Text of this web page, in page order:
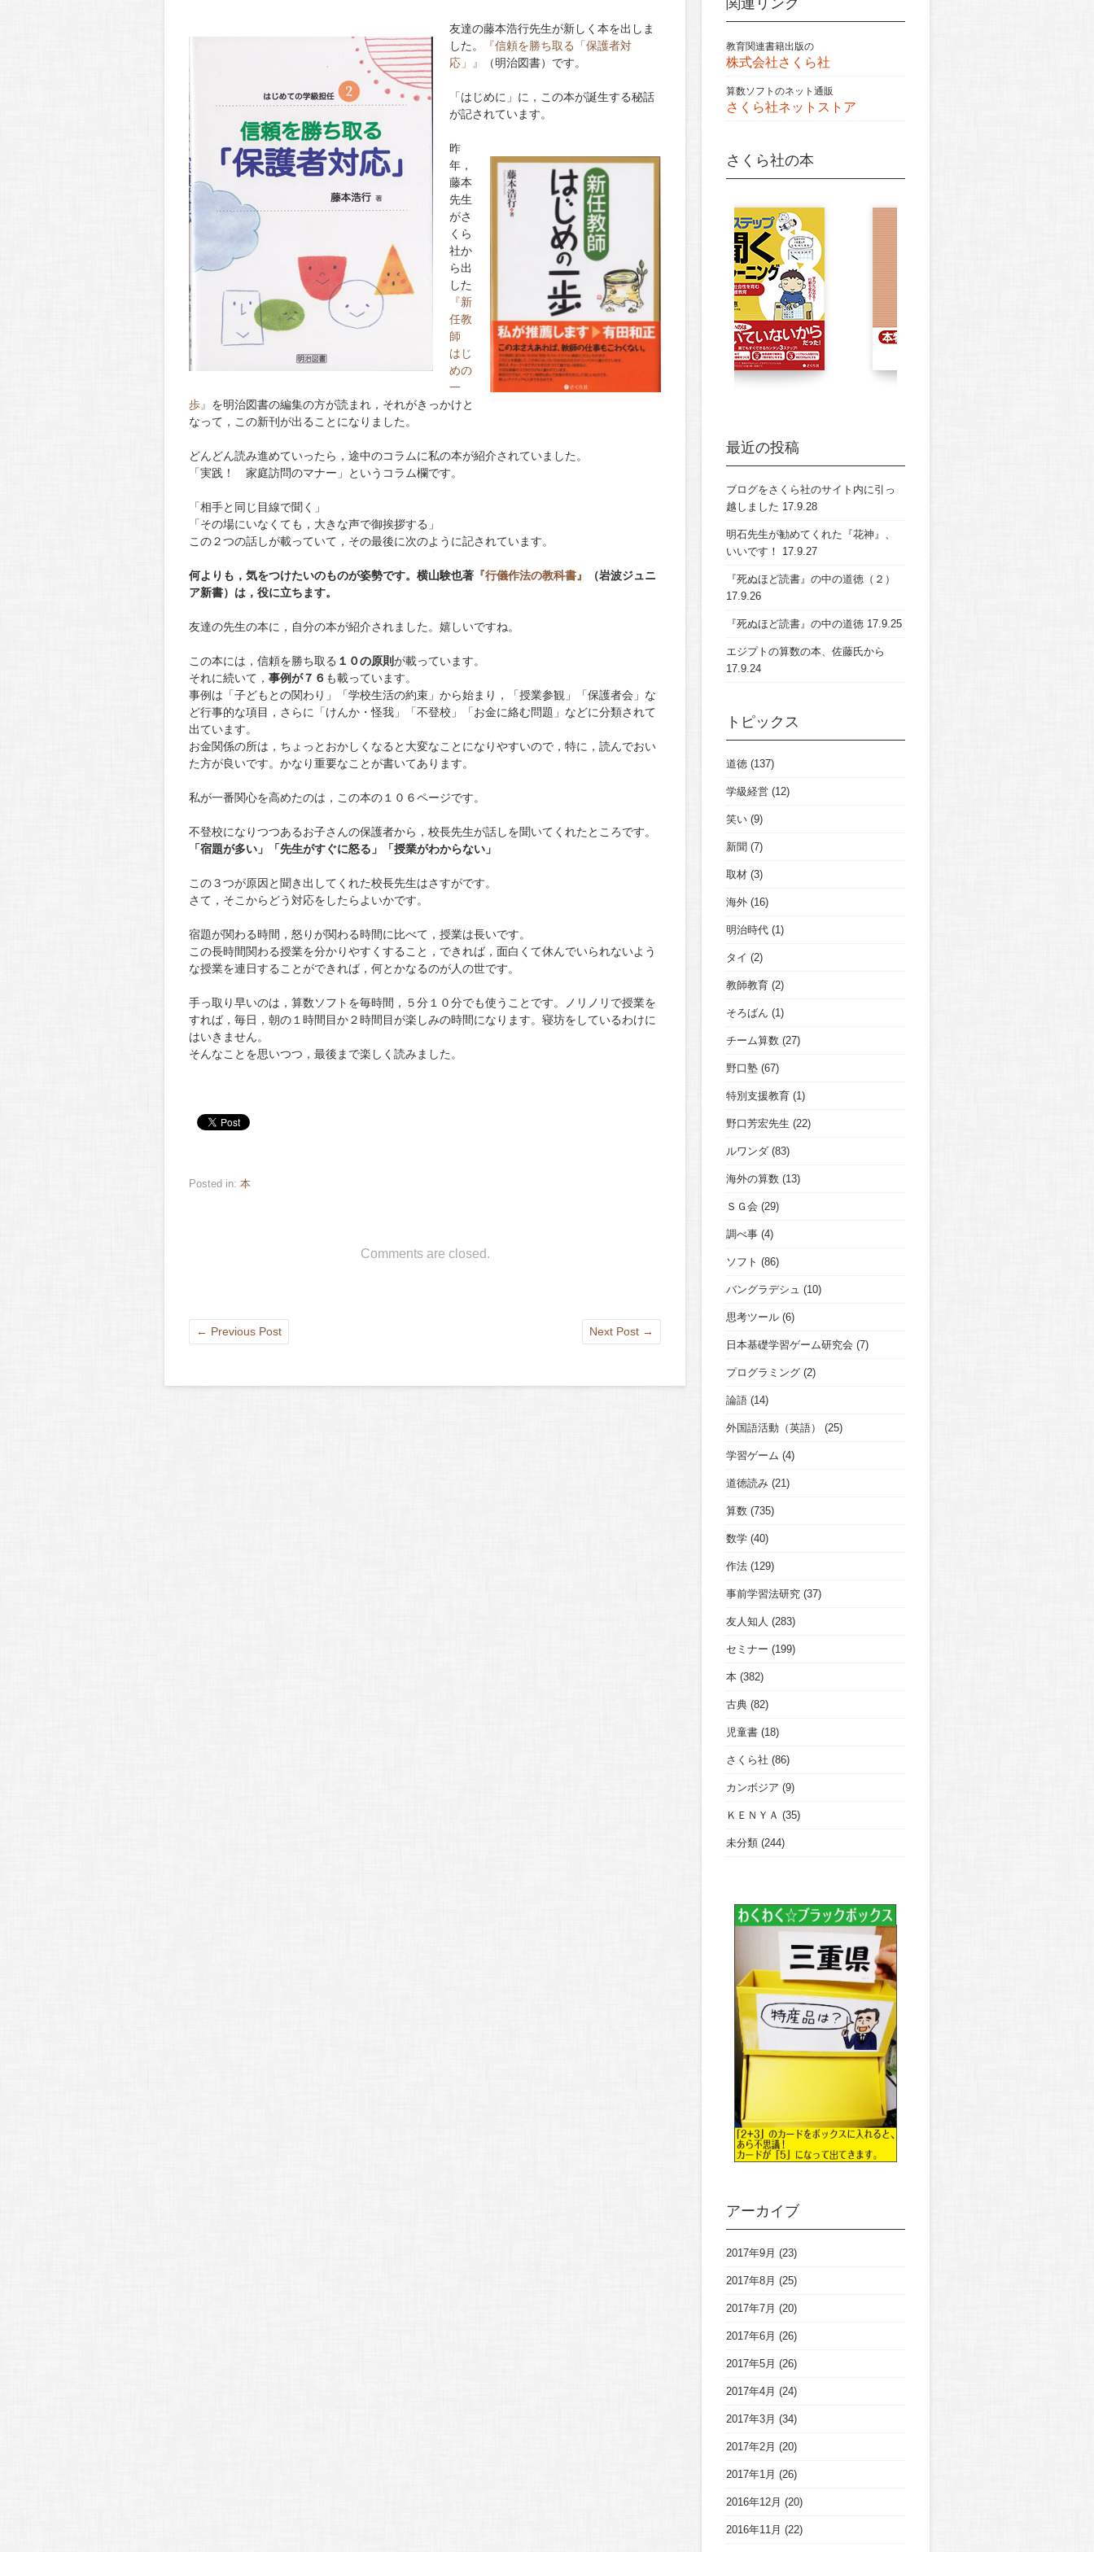
友達の藤本浩行先生が新しく本を出しま
した。
『信頼を勝ち取る「保護者対
応」』
（明治図書）です。
「はじめに」に，この本が誕生する秘話
が記されています。
昨
年，
藤本
先生
がさ
くら
社か
ら出
した
『新
任教
師
はじ
めの
一
歩』 を明治図書の編集の方が読まれ，それがきっかけと
なって，この新刊が出ることになりました。
どんどん読み進めていったら，途中のコラムに私の本が紹介されていました。
「実践！ 家庭訪問のマナー」というコラム欄です。
「相手と同じ目線で聞く」
「その場にいなくても，大きな声で御挨拶する」
この２つの話しが載っていて，その最後に次のように記されています。
何よりも，気をつけたいのものが姿勢です。横山験也著 『行儀作法の教科書』
（岩波ジュニ
ア新書）は，役に立ちます。
友達の先生の本に，自分の本が紹介されました。嬉しいですね。
この本には，信頼を勝ち取る １０の原則が載っています。
それに続いて， 事例が７６ も載っています。
事例は「子どもとの関わり」「学校生活の約束」から始まり，「授業参観」「保護者会」な
ど行事的な項目，さらに「けんか・怪我」「不登校」「お金に絡む問題」などに分類されて
出ています。
お金関係の所は，ちょっとおかしくなると大変なことになりやすいので，特に，読んでおい
た方が良いです。かなり重要なことが書いてあります。
私が一番関心を高めたのは，この本の１０６ページです。
不登校になりつつあるお子さんの保護者から，校長先生が話しを聞いてくれたところです。
「宿題が多い」「先生がすぐに怒る」「授業がわからない」
この３つが原因と聞き出してくれた校長先生はさすがです。
さて，そこからどう対応をしたらよいかです。
宿題が関わる時間，怒りが関わる時間に比べて，授業は長いです。
この長時間関わる授業を分かりやすくすること，できれば，面白くて休んでいられないよう
な授業を連日することができれば，何とかなるのが人の世です。
手っ取り早いのは，算数ソフトを毎時間，５分１０分でも使うことです。ノリノリで授業を
すれば，毎日，朝の１時間目か２時間目が楽しみの時間になります。寝坊をしているわけに
はいきません。
そんなことを思いつつ，最後まで楽しく読みました。
Posted in: 本
Comments are closed.
← Previous Post Next Post →
関連リンク
教育関連書籍出版の
株式会社さくら社
算数ソフトのネット通販
さくら社ネットストア
さくら社の本
最近の投稿
ブログをさくら社のサイト内に引っ
越しました 17.9.28
明石先生が勧めてくれた『花神』、
いいです！
17.9.27
『死ぬほど読書』の中の道徳（２）
17.9.26
『死ぬほど読書』の中の道徳 17.9.25
エジプトの算数の本、佐藤氏から
17.9.24
トピックス
道徳 (137)
学級経営 (12)
笑い (9)
新聞 (7)
取材 (3)
海外 (16)
明治時代 (1)
タイ (2)
教師教育 (2)
そろばん (1)
チーム算数 (27)
野口塾 (67)
特別支援教育 (1)
野口芳宏先生 (22)
ルワンダ (83)
海外の算数 (13)
ＳＧ会 (29)
調べ事 (4)
ソフト (86)
バングラデシュ (10)
思考ツール (6)
日本基礎学習ゲーム研究会 (7)
プログラミング (2)
論語 (14)
外国語活動（英語） (25)
学習ゲーム (4)
道徳読み (21)
算数 (735)
数学 (40)
作法 (129)
事前学習法研究 (37)
友人知人 (283)
セミナー (199)
本 (382)
古典 (82)
児童書 (18)
さくら社 (86)
カンボジア (9)
ＫＥＮＹＡ (35)
未分類 (244)
アーカイブ
2017年9月 (23)
2017年8月 (25)
2017年7月 (20)
2017年6月 (26)
2017年5月 (26)
2017年4月 (24)
2017年3月 (34)
2017年2月 (20)
2017年1月 (26)
2016年12月 (20)
2016年11月 (22)